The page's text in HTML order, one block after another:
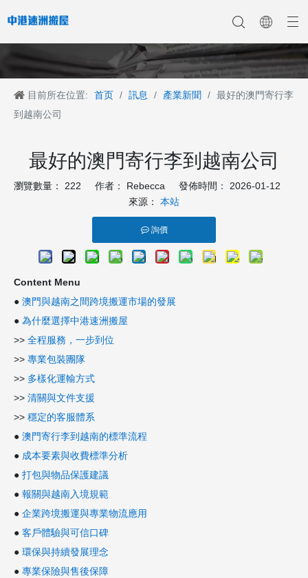
目前所在位置: 首页 / 訊息 / 產業新聞 / 最好的澳門寄行李
到越南公司
最好的澳門寄行李到越南公司
瀏覽數量： 222 作者： Rebecca 發佈時間： 2026-01-12
來源： 本站
詢價
Content Menu
● 澳門與越南之間跨境搬運市場的發展
● 為什麼選擇中港速洲搬屋
>> 全程服務，一步到位
>> 專業包裝團隊
>> 多樣化運輸方式
>> 清關與文件支援
>> 穩定的客服體系
● 澳門寄行李到越南的標準流程
● 成本要素與收費標準分析
● 打包與物品保護建議
● 報關與越南入境規範
● 企業跨境搬運與專業物流應用
● 客戶體驗與可信口碑
● 環保與持續發展理念
● 專業保險與售後保障